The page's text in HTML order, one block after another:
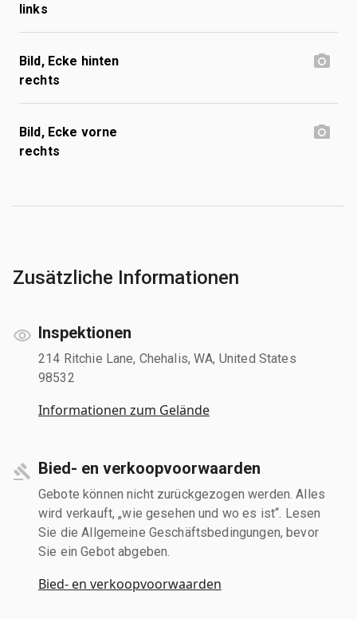
links
Bild, Ecke hinten
rechts
Bild, Ecke vorne
rechts
Zusätzliche Informationen
Inspektionen
214 Ritchie Lane, Chehalis, WA, United States
98532
Informationen zum Gelände
Bied- en verkoopvoorwaarden
Gebote können nicht zurückgezogen werden. Alles
wird verkauft, „wie gesehen und wo es ist“. Lesen
Sie die Allgemeine Geschäftsbedingungen, bevor
Sie ein Gebot abgeben.
Bied- en verkoopvoorwaarden